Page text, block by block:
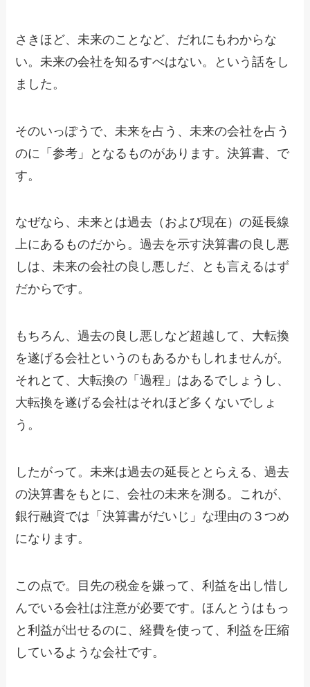
さきほど、未来のことなど、だれにもわからな
い。未来の会社を知るすべはない。という話をし
ました。
そのいっぽうで、未来を占う、未来の会社を占う
のに「参考」となるものがあります。決算書、で
す。
なぜなら、未来とは過去（および現在）の延長線
上にあるものだから。過去を示す決算書の良し悪
しは、未来の会社の良し悪しだ、とも言えるはず
だからです。
もちろん、過去の良し悪しなど超越して、大転換
を遂げる会社というのもあるかもしれませんが。
それとて、大転換の「過程」はあるでしょうし、
大転換を遂げる会社はそれほど多くないでしょ
う。
したがって。未来は過去の延長ととらえる、過去
の決算書をもとに、会社の未来を測る。これが、
銀行融資では「決算書がだいじ」な理由の３つめ
になります。
この点で。目先の税金を嫌って、利益を出し惜し
んでいる会社は注意が必要です。ほんとうはもっ
と利益が出せるのに、経費を使って、利益を圧縮
しているような会社です。